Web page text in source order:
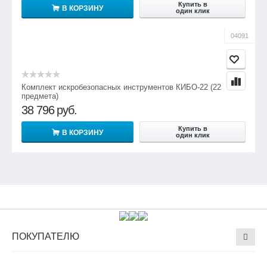
В КОРЗИНУ
Купить в
один клик
04091
Комплект искробезопасных инструментов КИБО-22 (22
предмета)
38 796 руб.
В КОРЗИНУ
Купить в
один клик
ПОКУПАТЕЛЮ